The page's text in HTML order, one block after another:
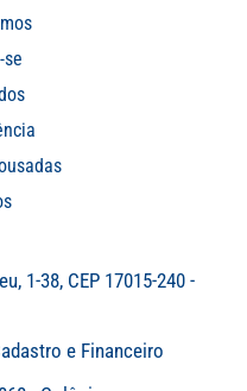
se
1-38, CEP 17015-240 -
e Financeiro